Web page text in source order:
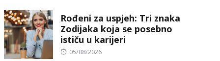
Rođeni za uspjeh: Tri znaka
Zodijaka koja se posebno
ističu u karijeri
Posted
05/08/2026